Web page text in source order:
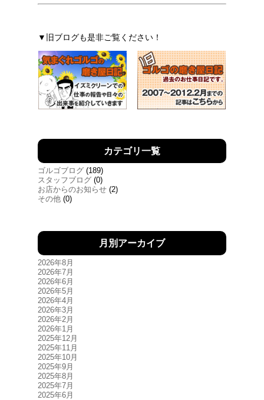
▼旧ブログも是非ご覧ください！
カテゴリ一覧
ゴルゴブログ (189)
スタッフブログ (0)
お店からのお知らせ (2)
その他 (0)
月別アーカイブ
2026年8月
2026年7月
2026年6月
2026年5月
2026年4月
2026年3月
2026年2月
2026年1月
2025年12月
2025年11月
2025年10月
2025年9月
2025年8月
2025年7月
2025年6月